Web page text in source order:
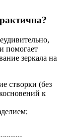
помогает
зеркала на
створки (без
к